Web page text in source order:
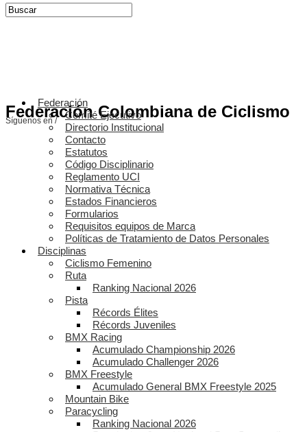
Federación Colombiana de Ciclismo
Síguenos en /
Federación
Comité Ejecutivo
Directorio Institucional
Contacto
Estatutos
Código Disciplinario
Reglamento UCI
Normativa Técnica
Estados Financieros
Formularios
Requisitos equipos de Marca
Políticas de Tratamiento de Datos Personales
Disciplinas
Ciclismo Femenino
Ruta
Ranking Nacional 2026
Pista
Récords Élites
Récords Juveniles
BMX Racing
Acumulado Championship 2026
Acumulado Challenger 2026
BMX Freestyle
Acumulado General BMX Freestyle 2025
Mountain Bike
Paracycling
Ranking Nacional 2026